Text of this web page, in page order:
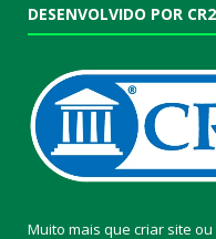
DESENVOLVIDO POR CR2
Muito mais que criar site ou